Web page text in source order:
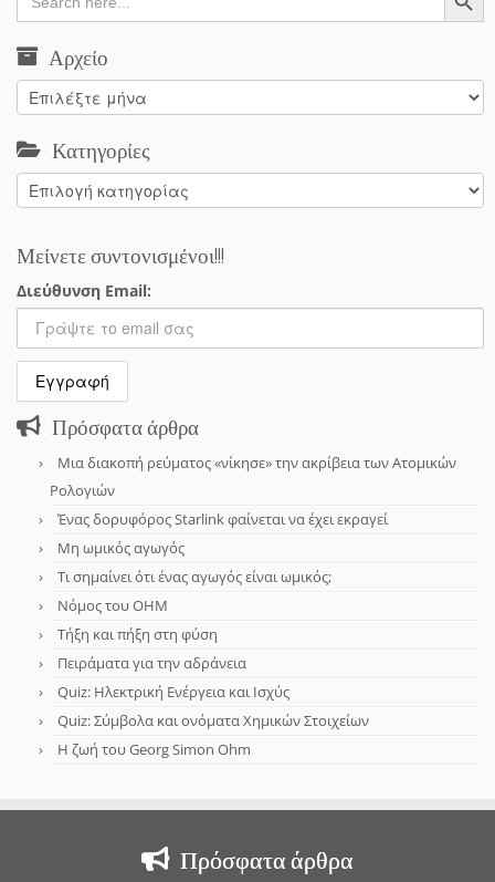
Αρχείο
Αρχείο
Κατηγορίες
Κατηγορίες
Μείνετε συντονισμένοι!!!
Διεύθυνση Email:
Πρόσφατα άρθρα
Μια διακοπή ρεύματος «νίκησε» την ακρίβεια των Ατομικών
Ρολογιών
Ένας δορυφόρος Starlink φαίνεται να έχει εκραγεί
Μη ωμικός αγωγός
Τι σημαίνει ότι ένας αγωγός είναι ωμικός;
Νόμος του OHM
Τήξη και πήξη στη φύση
Πειράματα για την αδράνεια
Quiz: Ηλεκτρική Ενέργεια και Ισχύς
Quiz: Σύμβολα και ονόματα Χημικών Στοιχείων
Η ζωή του Georg Simon Ohm
Πρόσφατα άρθρα